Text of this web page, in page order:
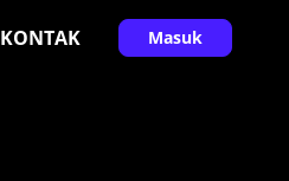
KONTAK Masuk